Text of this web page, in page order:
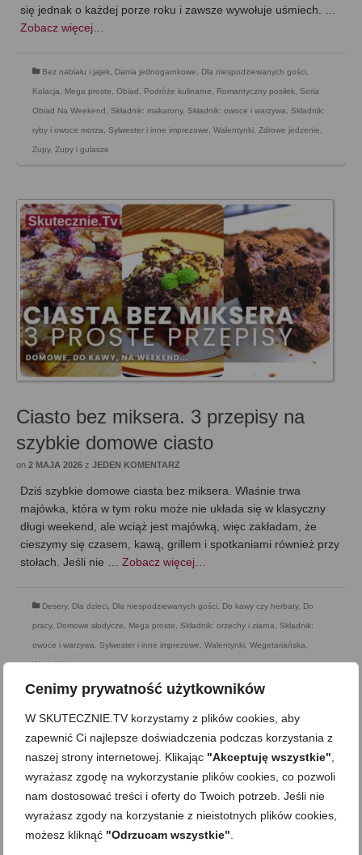
Cenimy prywatność użytkowników
W SKUTECZNIE.TV korzystamy z plików cookies, aby
zapewnić Ci najlepsze doświadczenia podczas korzystania z
naszej strony internetowej. Klikając "Akceptuję wszystkie"
wyrażasz zgodę na wykorzystanie plików cookies, co pozwoli
nam dostosować treści i oferty do Twoich potrzeb. Jeśli nie
wyrażasz zgody na korzystanie z nieistotnych plików cookies,
możesz kliknąć "Odrzucam wszystkie"
się jednak o każdej porze roku i zawsze wywołuje uśmiech. …
Zobacz więcej…
Bez nabiału i jajek Dania jednogarnkowe Dla niespodziewanych gości
Kolacja Mega proste Obiad Podróże kulinarne Romantyczny posiłek Seria
Obiad Na Weekend Składnik: makarony, Składnik: owoce i warzywa Składnik:
ryby i owoce morza Sylwester i inne imprezowe Walentynki Zdrowe jedzenie
Zupy, Zupy i gulasze
Ciasto bez miksera. 3 przepisy na
szybkie domowe ciasto
on 2 MAJA 2026 z JEDEN KOMENTARZ
Dziś szybkie domowe ciasta bez miksera. Właśnie trwa
majówka, która w tym roku może nie układa się w klasyczny
długi weekend, ale wciąż jest majówką, więc zakładam, że
cieszymy się czasem, kawą, grillem i spotkaniami również przy
stołach. Jeśli nie … Zobacz więcej…
Desery, Dla dzieci, Dla niespodziewanych gości, Do kawy czy herbaty, Do
pracy, Domowe słodycze, Mega proste, Składnik: orzechy i ziarna, Składnik:
owoce i warzywa, Sylwester i inne imprezowe, Walentynki, Wegetariańska,
Wypieki i ciasta